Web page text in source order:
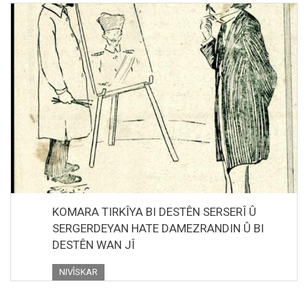
KOMARA TIRKÎYA BI DESTÊN SERSERÎ Û
SERGERDEYAN HATE DAMEZRANDIN Û BI
DESTÊN WAN JÎ
NIVÎSKAR